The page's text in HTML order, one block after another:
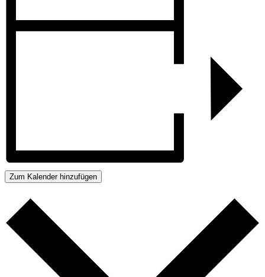
Zum Kalender hinzufügen